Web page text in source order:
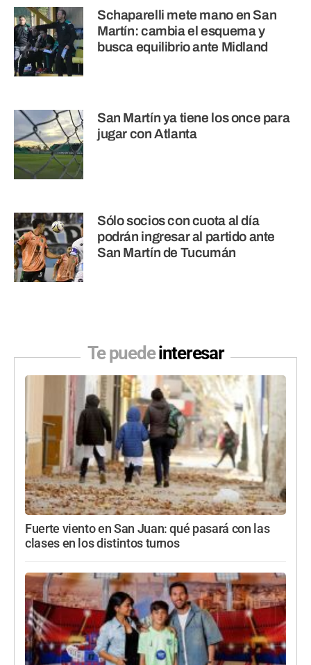
Schaparelli mete mano en San
Martín: cambia el esquema y
busca equilibrio ante Midland
San Martín ya tiene los once para
jugar con Atlanta
Sólo socios con cuota al día
podrán ingresar al partido ante
San Martín de Tucumán
Te puedeinteresar
Fuerte viento en San Juan: qué pasará con las
clases en los distintos turnos